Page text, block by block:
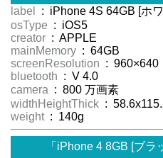
label
: iPhone 4S 64GB [ホ
osType : iOS5
creator : APPLE
mainMemory : 64GB
screenResolution : 960×640
bluetooth : V 4.0
camera : 800 万画素
widthHeightThick :
weight : 140g
「iPhone 4 8GB [ブ